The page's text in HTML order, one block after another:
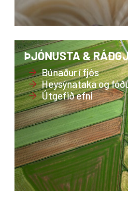
ÞJÓNUSTA &
Búnaður í fjós
Heysýnataka og
Útgefið efni